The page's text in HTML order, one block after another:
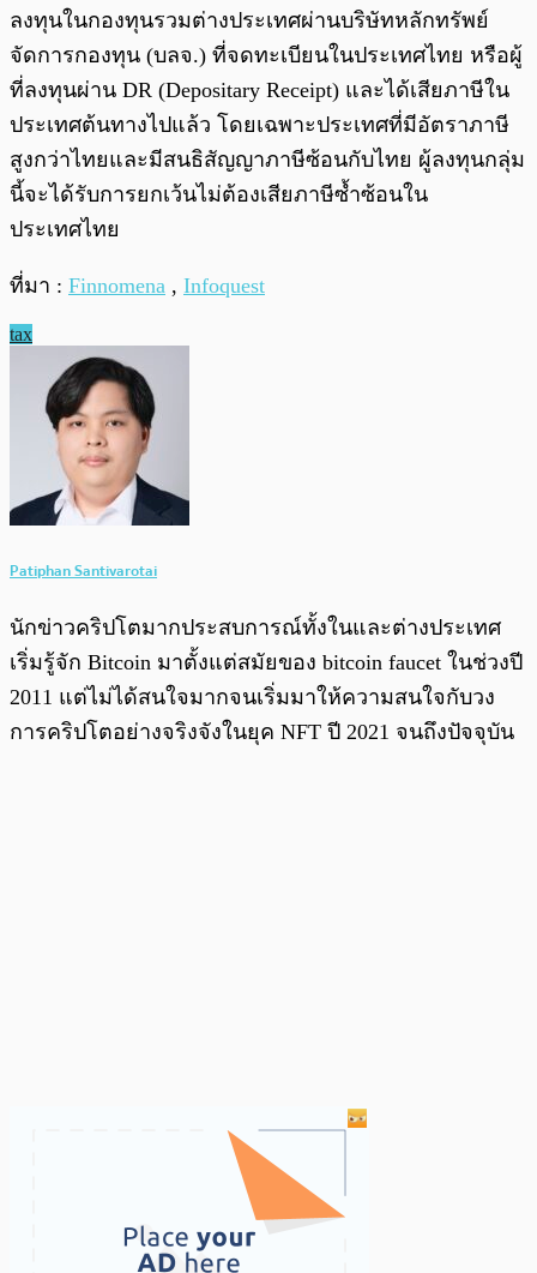
ลงทุนในกองทุนรวมต่างประเทศผ่านบริษัทหลักทรัพย์
จัดการกองทุน (บลจ.) ที่จดทะเบียนในประเทศไทย หรือผู้
ที่ลงทุนผ่าน DR (Depositary Receipt) และได้เสียภาษีใน
ประเทศต้นทางไปแล้ว โดยเฉพาะประเทศที่มีอัตราภาษี
สูงกว่าไทยและมีสนธิสัญญาภาษีซ้อนกับไทย ผู้ลงทุนกลุ่ม
นี้จะได้รับการยกเว้นไม่ต้องเสียภาษีซ้ำซ้อนใน
ประเทศไทย
ที่มา : Finnomena , Infoquest
tax
Patiphan Santivarotai
นักข่าวคริปโตมากประสบการณ์ทั้งในและต่างประเทศ
เริ่มรู้จัก Bitcoin มาตั้งแต่สมัยของ bitcoin faucet ในช่วงปี
2011 แต่ไม่ได้สนใจมากจนเริ่มมาให้ความสนใจกับวง
การคริปโตอย่างจริงจังในยุค NFT ปี 2021 จนถึงปัจจุบัน